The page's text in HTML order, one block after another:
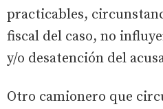
practicables,
fiscal del caso, no
y/o desatención del
Otro camionero que